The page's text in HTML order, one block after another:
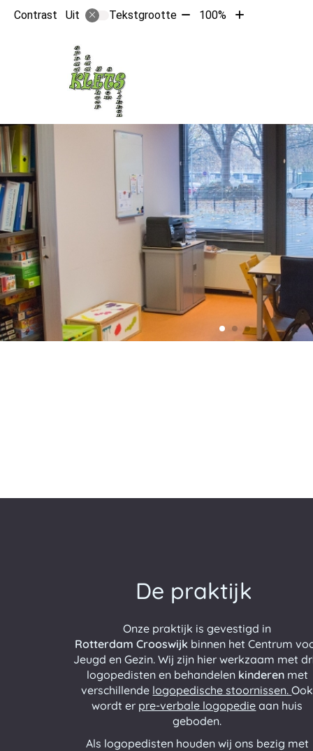
Contrast Uit Tekstgrootte Tekst100%
Tekst
De praktijk
Onze praktijk is gevestigd in
Rotterdam Crooswijkbinnen het Centrum
Jeugd en Gezin. Wij zijn hier werkzaam met
logopedisten en behandelen kinderenmet
verschillende logopedische stoornissen.Ook
wordt er pre-verbale logopedie aan huis
geboden.
Als logopedisten houden wij ons bezig met